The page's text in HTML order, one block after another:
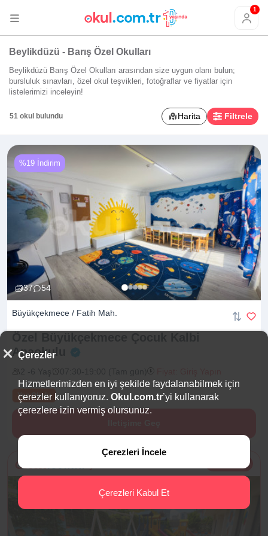
1
Beylikdüzü - Barış Özel Okulları
Beylikdüzü Barış Özel Okulları arasından size uygun olanı bulun;
bursluluk sınavları, özel okul teşvikleri, fotoğraflar ve fiyatlar için
listelerimizi inceleyin!
51 okul bulundu Harita Filtrele
37 54
%19 İndirim
Büyükçekmece / Fatih Mah.
Anaokulu
Yaz Okulu
Çerezler
Hizmetlerimizden en iyi şekilde faydalanabilmek için
çerezler kullanıyoruz. Okul.com.tr’yi kullanarak
çerezlere izin vermiş olursunuz.
Çerezleri İncele
Çerezleri Kabul Et